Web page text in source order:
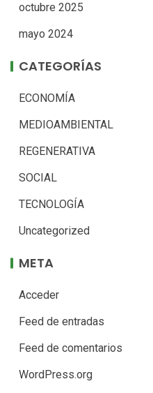
octubre 2025
mayo 2024
CATEGORÍAS
ECONOMÍA
MEDIOAMBIENTAL
REGENERATIVA
SOCIAL
TECNOLOGÍA
Uncategorized
META
Acceder
Feed de entradas
Feed de comentarios
WordPress.org